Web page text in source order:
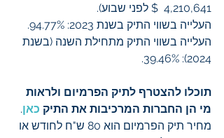
4,210,641  $ לפני שבוע).
העלייה בשווי התיק בשנת 2023: 94.77%.
העלייה בשווי התיק מתחילת השנה (בשנת
2024): 39.46%.
תוכלו להצטרף לתיק הפרמיום ולראות
מי הן החברות המרכיבות את התיק כאן.
מחיר תיק הפרמיום הוא 80 ש"ח לחודש או